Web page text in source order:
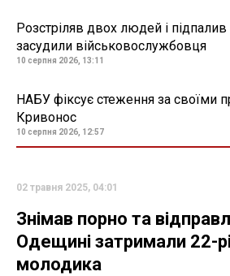
Розстріляв двох людей і
засудили військовослужбовця
10 серпня 2026, 13:11
НАБУ фіксує стеження за своїми
Кривонос
10 серпня 2026, 12:57
02 травня 2025, 04:01
Знімав порно та
Одещині затримали 22-
молодика